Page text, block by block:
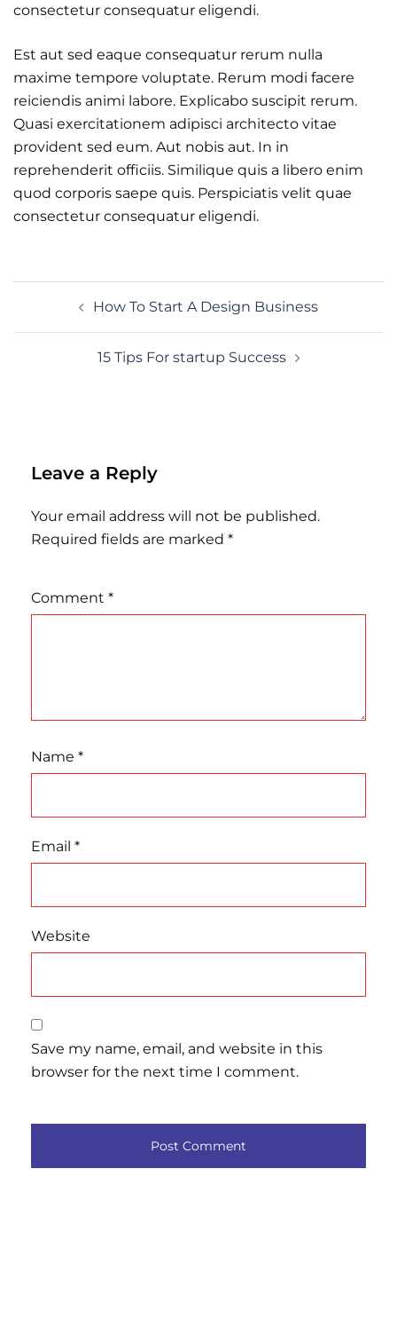
consectetur consequatur eligendi.
Est aut sed eaque consequatur rerum nulla
maxime tempore voluptate. Rerum modi facere
reiciendis animi labore. Explicabo suscipit rerum.
Quasi exercitationem adipisci architecto vitae
provident sed eum. Aut nobis aut. In in
reprehenderit officiis. Similique quis a libero enim
quod corporis saepe quis. Perspiciatis velit quae
consectetur consequatur eligendi.
navigationHow To Start A Design Business
15 Tips For startup Success
Leave a Reply
Your email address will not be published.
Required fields are marked *
Comment *
Name *
Email *
Website
Save my name, email, and website in this
browser for the next time I comment.